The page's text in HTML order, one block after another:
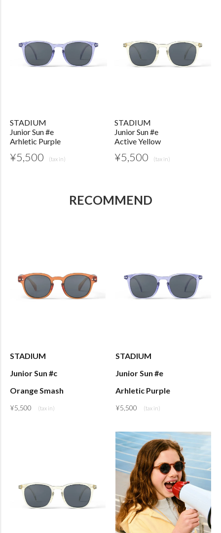
STADIUM
Junior Sun #e
Arhletic Purple
¥5,500
STADIUM
Junior Sun #e
Active Yellow
¥5,500
RECOMMEND
STADIUM
Junior Sun #c
Orange Smash
¥5,500
STADIUM
Junior Sun #e
Arhletic Purple
¥5,500